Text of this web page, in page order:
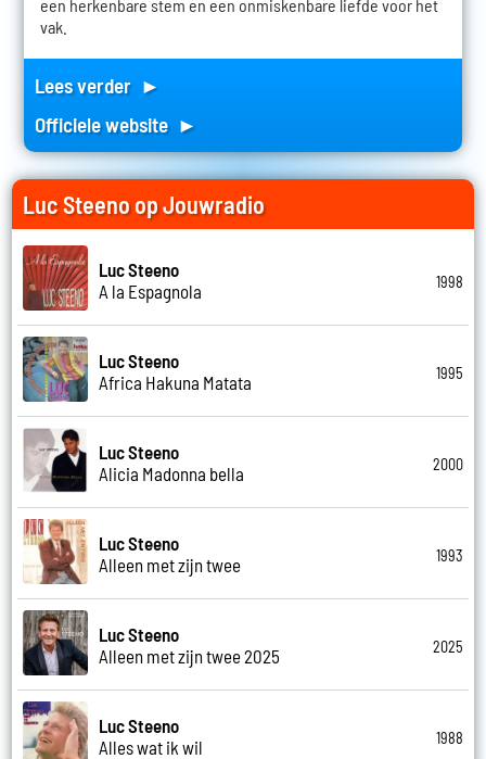
een herkenbare stem en een onmiskenbare liefde voor het
vak.
Lees verder ►
Officiele website ►
Luc Steeno op Jouwradio
Luc Steeno
A la Espagnola
1998
Luc Steeno
Africa Hakuna Matata
1995
Luc Steeno
Alicia Madonna bella
2000
Luc Steeno
Alleen met zijn twee
1993
Luc Steeno
Alleen met zijn twee 2025
2025
Luc Steeno
Alles wat ik wil
1988